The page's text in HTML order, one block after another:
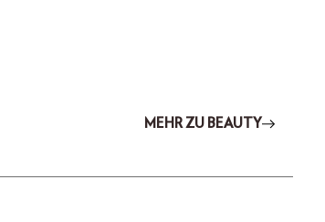
MEHR ZU BEAUTY